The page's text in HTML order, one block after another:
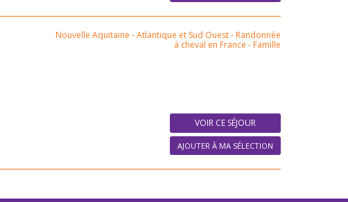
Nouvelle Aquitaine - Atlantique et Sud Ouest- Randonnée
à cheval en France - Famille
VOIR CE SÉJOUR
AJOUTER À MA SÉLECTION